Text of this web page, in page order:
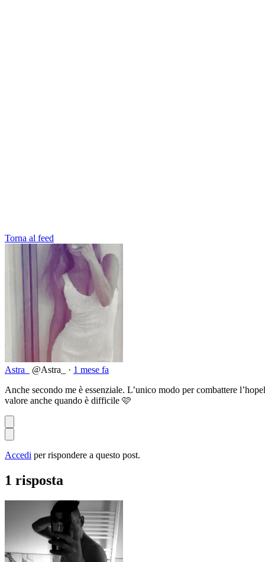
Torna al feed
Astra_ @Astra_ · 1 mese fa
Anche secondo me è essenziale. L’unico modo per combattere
valore anche quando è difficile 🩷
Accedi per rispondere a questo post.
1 risposta